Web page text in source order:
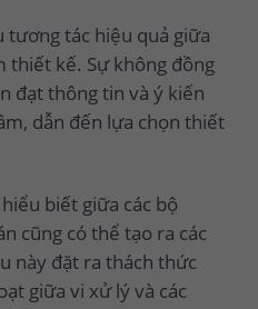
tương tác hiệu quả giữa
thiết kế. Sự không đồng
đạt thông tin và ý kiến
dẫn đến lựa chọn thiết
biết giữa các bộ
cũng có thể tạo ra các
này đặt ra thách thức
giữa vi xử lý và các